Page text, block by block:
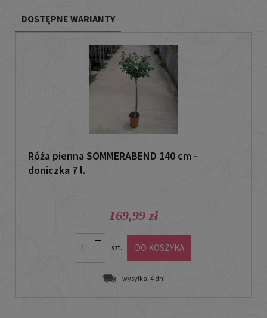
DOSTĘPNE WARIANTY
Róża pienna SOMMERABEND 140 cm -
doniczka 7 l.
169,99 zł
szt. DO KOSZYKA
wysyłka: 4 dni